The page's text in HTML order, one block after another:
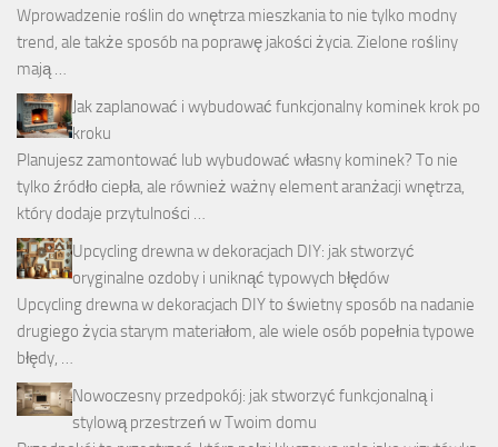
Wprowadzenie roślin do wnętrza mieszkania to nie tylko modny
trend, ale także sposób na poprawę jakości życia. Zielone rośliny
mają …
Jak zaplanować i wybudować funkcjonalny kominek krok po
kroku
Planujesz zamontować lub wybudować własny kominek? To nie
tylko źródło ciepła, ale również ważny element aranżacji wnętrza,
który dodaje przytulności …
Upcycling drewna w dekoracjach DIY: jak stworzyć
oryginalne ozdoby i uniknąć typowych błędów
Upcycling drewna w dekoracjach DIY to świetny sposób na nadanie
drugiego życia starym materiałom, ale wiele osób popełnia typowe
błędy, …
Nowoczesny przedpokój: jak stworzyć funkcjonalną i
stylową przestrzeń w Twoim domu